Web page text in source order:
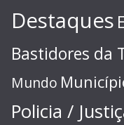
Destaques
Bastidores da
Mundo
Policia /